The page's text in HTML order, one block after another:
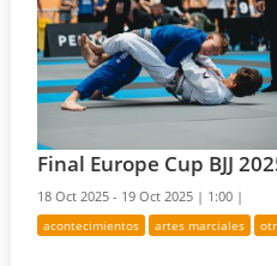
Final Europe Cup BJJ
18 Oct 2025 - 19 Oct 2025 | 1:00 |
acontecimientos artes marciales